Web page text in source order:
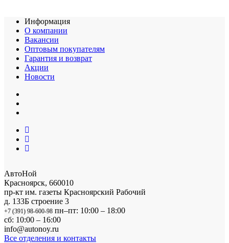
Информация
О компании
Вакансии
Оптовым покупателям
Гарантия и возврат
Акции
Новости
АвтоНой
Красноярск, 660010
пр-кт им. газеты Красноярский Рабочий
д. 133Б строение 3
+7 (391) 98-600-98 пн–пт: 10:00 – 18:00
сб: 10:00 – 16:00
info@autonoy.ru
Все отделения и контакты